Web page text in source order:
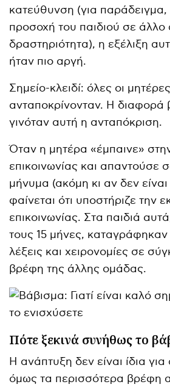
κατεύθυνση (για
προσοχή του παιδιού σε άλλο
δραστηριότητα), η εξέλιξη
ήταν πιο αργή.
Σημείο-κλειδί: όλες οι μητέρες
ανταποκρίνονταν. Η διαφορά
γινόταν αυτή η ανταπόκριση.
Όταν η μητέρα «έμπαινε»
επικοινωνίας και απαντούσε
μήνυμα (ακόμη κι αν δεν
φαίνεται ότι υποστήριζε την
επικοινωνίας. Στα παιδιά
τους 15 μήνες, καταγράφηκαν
λέξεις και χειρονομίες σε
βρέφη της άλλης ομάδας.
Πότε ξεκινά συνήθως το
Η ανάπτυξη δεν είναι ίδια
όμως τα περισσότερα βρέφη